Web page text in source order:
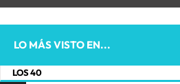
LO MÁS VISTO EN...
LOS 40